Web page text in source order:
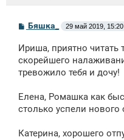
С
б
щ
н
Бяшка_ 29 май 2019, 15:20
Ириша, приятно читать
скорейшего
тревожило тебя и дочу!
Елена, Ромашка как
столько успели нового
Катерина, хорошего